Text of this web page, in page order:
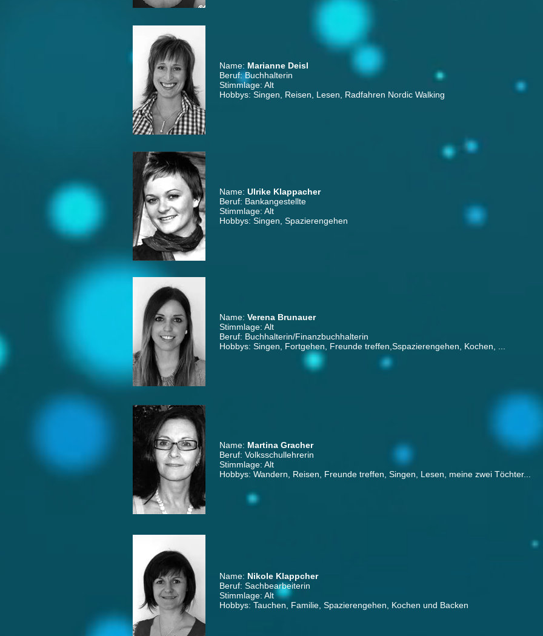
Name: Marianne Deisl
Beruf: Buchhalterin
Stimmlage: Alt
Hobbys: Singen, Reisen, Lesen, Radfahren Nordic Walking
Name: Ulrike Klappacher
Beruf: Bankangestellte
Stimmlage: Alt
Hobbys: Singen, Spazierengehen
Name: Verena Brunauer
Stimmlage: Alt
Beruf: Buchhalterin/Finanzbuchhalterin
Hobbys: Singen, Fortgehen, Freunde treffen,Sspazierengehen, Kochen, ...
Name: Martina Gracher
Beruf: Volksschullehrerin
Stimmlage: Alt
Hobbys: Wandern, Reisen, Freunde treffen, Singen, Lesen, meine zwei Töchter...
Name: Nikole Klappcher
Beruf: Sachbearbeiterin
Stimmlage: Alt
Hobbys: Tauchen, Familie, Spazierengehen, Kochen und Backen